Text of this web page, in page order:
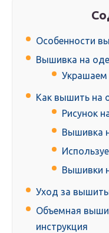
Особенности
Вышивка на
Как вышить на
Рисунок
Вышивка
Вышивки
Уход за
Объемная
инструкция